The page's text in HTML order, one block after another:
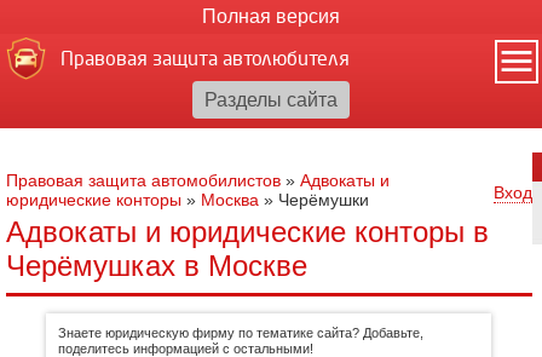
Полная версия
Правовая защита автолюбителя
Правовая защита автомобилистов » Адвокаты и
юридические конторы » Москва » Черёмушки Вход
Адвокаты и юридические конторы в
Черёмушках в Москве
Знаете юридическую фирму по тематике сайта? Добавьте,
поделитесь информацией с остальными!